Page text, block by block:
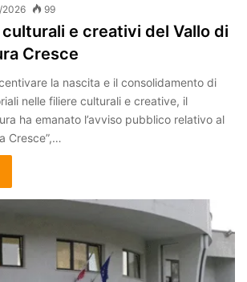
2026 99
e creativi del Vallo di
Cresce
la nascita e il consolidamento di
nelle filiere culturali e creative, il
ha emanato l’avviso pubblico relativo al
Cresce”,…